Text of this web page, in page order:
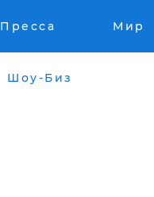
Пресса Мир
Шоу-Биз